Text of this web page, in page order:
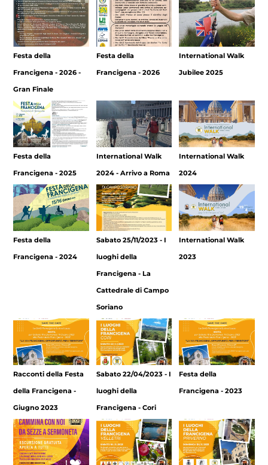
Festa della
Francigena - 2026 -
Gran Finale
Festa della
Francigena - 2026
International Walk
Jubilee 2025
Festa della
Francigena - 2025
International Walk
2024 - Arrivo a Roma
International Walk
2024
Festa della
Francigena - 2024
Sabato 25/11/2023 - I
luoghi della
Francigena - La
Cattedrale di Campo
Soriano
International Walk
2023
Racconti della Festa
della Francigena -
Giugno 2023
Sabato 22/04/2023 - I
luoghi della
Francigena - Cori
Festa della
Francigena - 2023